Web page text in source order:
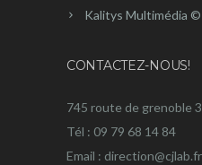
Kalitys Multimédia ©
CONTACTEZ-NOUS!
745 route de grenoble
Tél : 09 79 68 14 84
Email : direction@cjlab.fr